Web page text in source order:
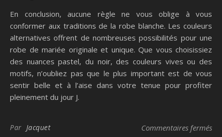
En conclusion, aucune règle ne vous oblige à vous
conformer aux traditions de la robe blanche. Les couleurs
alternatives offrent de nombreuses possibilités pour une
robe de mariée originale et unique. Que vous choisissiez
des nuances pastel, du noir, des couleurs vives ou des
motifs, n’oubliez pas que le plus important est de vous
sentir belle et à l’aise dans votre tenue pour profiter
pleinement du jour J.
Par Jacquet Commentaires fermés